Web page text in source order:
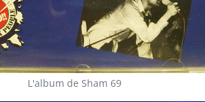
L'album de Sham 69